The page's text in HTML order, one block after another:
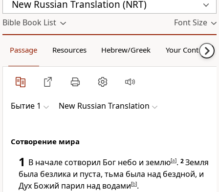
New Russian Translation (NRT)
Bible Book List Font Size
Passage Resources Hebrew/Greek Your Content
Бытие 1 New Russian Translation
Сотворение мира
1 В начале сотворил Бог небо и землю[a]. 2Земля
была безлика и пуста, тьма была над бездной, и
Дух Божий парил над водами[b].